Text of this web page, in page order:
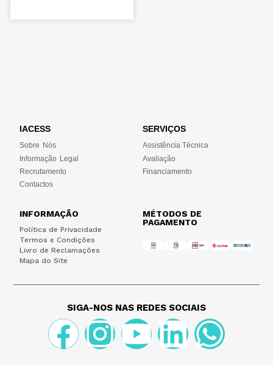
IACESS
Sobre Nós
Informação Legal
Recrutamento
Contactos
SERVIÇOS
Assistência Técnica
Avaliação
Financiamento
INFORMAÇÃO
Política de Privacidade
Termos e Condições
Livro de Reclamações
Mapa do Site
MÉTODOS DE
PAGAMENTO
SIGA-NOS NAS REDES SOCIAIS